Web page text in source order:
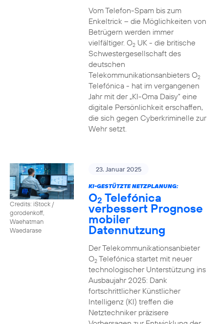
Vom Telefon-Spam bis zum
Enkeltrick – die Möglichkeiten von
Betrügern werden immer
vielfältiger. O2UK - die britische
Schwestergesellschaft des
deutschen
Telekommunikationsanbieters O2
Telefónica - hat im vergangenen
Jahr mit der „KI-Oma Daisy“ eine
digitale Persönlichkeit erschaffen,
die sich gegen Cyberkriminelle zur
Wehr setzt.
Credits: iStock /
gorodenkoff,
Waehatman
Waedarase
23. Januar 2025
KI-GESTÜTZTE NETZPLANUNG:
O2 Telefónica
verbessert Prognose
mobiler
Datennutzung
Der Telekommunikationsanbieter
O2Telefónica startet mit neuer
technologischer Unterstützung ins
Ausbaujahr 2025: Dank
fortschrittlicher Künstlicher
Intelligenz (KI) treffen die
Netztechniker präzisere